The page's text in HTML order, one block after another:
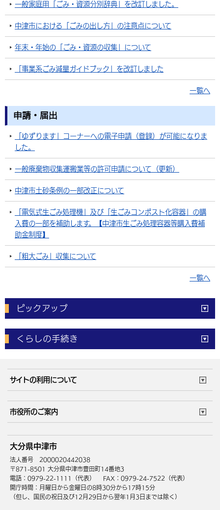
一般家庭用「ごみ・資源分別辞典」を改訂しました。
中津市における「ごみの出し方」の注意点について
年末・年始の「ごみ・資源の収集」について
「事業系ごみ減量ガイドブック」を改訂しました
一覧へ
申請・届出
「ゆずります」コーナーへの電子申請（登録）が可能になりま
した。
一般廃棄物収集運搬業等の許可申請について（更新）
中津市土砂条例の一部改正について
「電気式生ごみ処理機」及び「生ごみコンポスト化容器」の購
入費の一部を補助します。【中津市生ごみ処理容器等購入費補
助金制度】
「粗大ごみ」収集について
一覧へ
ピックアップ
電子申請 窓口の混雑状況
体育施設予約状況 ご意見・ご要望
くらしの手続き
成人・仕事
住まい・引越 ごみ・環境
健康・医療 障がい・福祉
高齢・介護
サイトの利用について
サイトマップ
市役所のご案内
庁舎地図 組織案内
中津市へのアクセス
大分県中津市
法人番号 2000020442038
〒871-8501 大分県中津市豊田町14番地3
電話：0979-22-1111（代表）
FAX：0979-24-7522（代表）
開庁時間：月曜日から金曜日の8時30分から17時15分
（但し、国民の祝日及び12月29日から翌年1月3日までは除く）